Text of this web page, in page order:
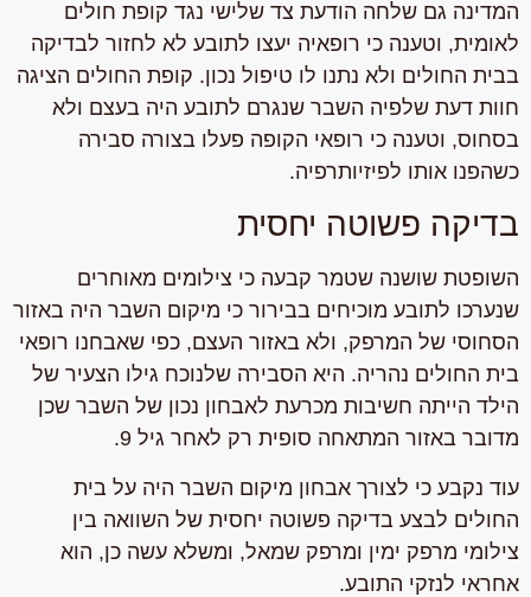
המדינה גם שלחה הודעת צד שלישי נגד קופת חולים
לאומית, וטענה כי רופאיה יעצו לתובע לא לחזור לבדיקה
בבית החולים ולא נתנו לו טיפול נכון. קופת החולים הציגה
חוות דעת שלפיה השבר שנגרם לתובע היה בעצם ולא
בסחוס, וטענה כי רופאי הקופה פעלו בצורה סבירה
כשהפנו אותו לפיזיותרפיה.
בדיקה פשוטה יחסית
השופטת שושנה שטמר קבעה כי צילומים מאוחרים
שנערכו לתובע מוכיחים בבירור כי מיקום השבר היה באזור
הסחוסי של המרפק, ולא באזור העצם, כפי שאבחנו רופאי
בית החולים נהריה. היא הסבירה שלנוכח גילו הצעיר של
הילד הייתה חשיבות מכרעת לאבחון נכון של השבר שכן
מדובר באזור המתאחה סופית רק לאחר גיל 9.
עוד נקבע כי לצורך אבחון מיקום השבר היה על בית
החולים לבצע בדיקה פשוטה יחסית של השוואה בין
צילומי מרפק ימין ומרפק שמאל, ומשלא עשה כן, הוא
אחראי לנזקי התובע.